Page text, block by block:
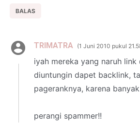
BALAS
TRIMATRA 1 Juni 2010 pukul
iyah mereka yang naruh
diuntungin dapet backlink,
pageranknya, karena
perangi spammer!!